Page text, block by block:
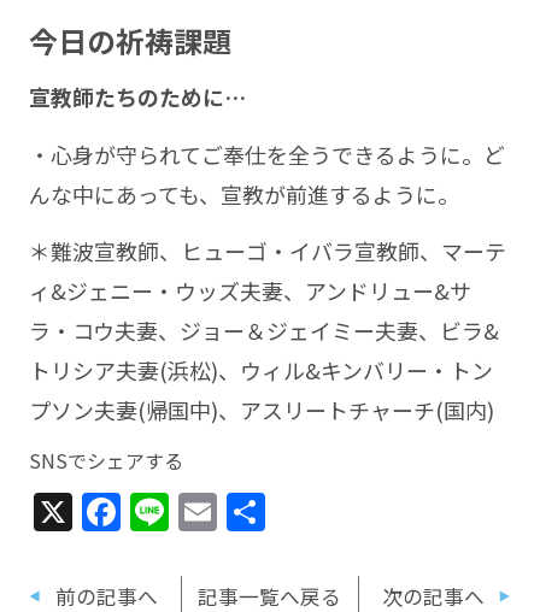
今日の祈祷課題
宣教師たちのために…
・心身が守られてご奉仕を全うできるように。ど
んな中にあっても、宣教が前進するように。
＊難波宣教師、ヒューゴ・イバラ宣教師、マーテ
ィ&ジェニー・ウッズ夫妻、アンドリュー&サ
ラ・コウ夫妻、ジョー＆ジェイミー夫妻、ビラ&
トリシア夫妻(浜松)、ウィル&キンバリー・トン
プソン夫妻(帰国中)、アスリートチャーチ(国内)
SNSでシェアする
X Facebook
LineEmail
共
前の記事へ 記事一覧へ戻る 次の記事へ